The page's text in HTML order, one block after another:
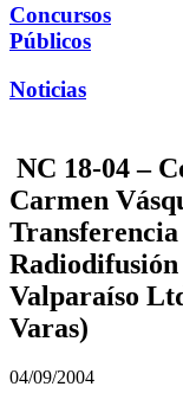
Concursos
Públicos
Noticias
NC 18-04 –
Carmen
Transferencia
Valparaíso
Varas)
04/09/2004